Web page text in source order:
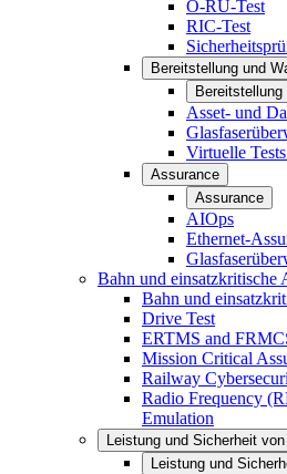
O-RU-Test
RIC-Test
Bereitstellung und
Asset- und
Virtuelle
Assurance
Assurance
AIOps
Ethernet-
Bahn und einsatzkritische
Bahn und
Drive Test
ERTMS and
Mission Critical
Railway
Radio Frequency
Emulation
Leistung und Sicherheit
Leistung und